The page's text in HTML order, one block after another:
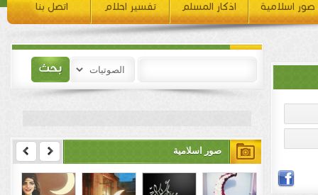
صور اسلامية اذكار المسلم تفسير احلام اتصل بنا
صور اسلامية